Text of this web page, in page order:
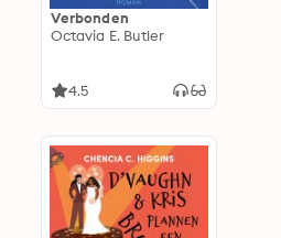
Verbonden
Octavia E. Butler
4.5